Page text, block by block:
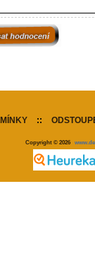
::
Copyright © 2026